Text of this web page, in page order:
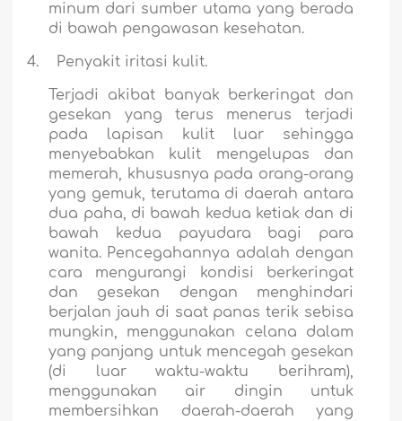
minum dari sumber utama yang berada
di bawah pengawasan kesehatan.
4. Penyakit iritasi kulit.
Terjadi akibat banyak berkeringat dan
gesekan yang terus menerus terjadi
pada lapisan kulit luar sehingga
menyebabkan kulit mengelupas dan
memerah, khususnya pada orang-orang
yang gemuk, terutama di daerah antara
dua paha, di bawah kedua ketiak dan di
bawah kedua payudara bagi para
wanita. Pencegahannya adalah dengan
cara mengurangi kondisi berkeringat
dan gesekan dengan menghindari
berjalan jauh di saat panas terik sebisa
mungkin, menggunakan celana dalam
yang panjang untuk mencegah gesekan
(di luar waktu-waktu berihram),
menggunakan air dingin untuk
membersihkan daerah-daerah yang